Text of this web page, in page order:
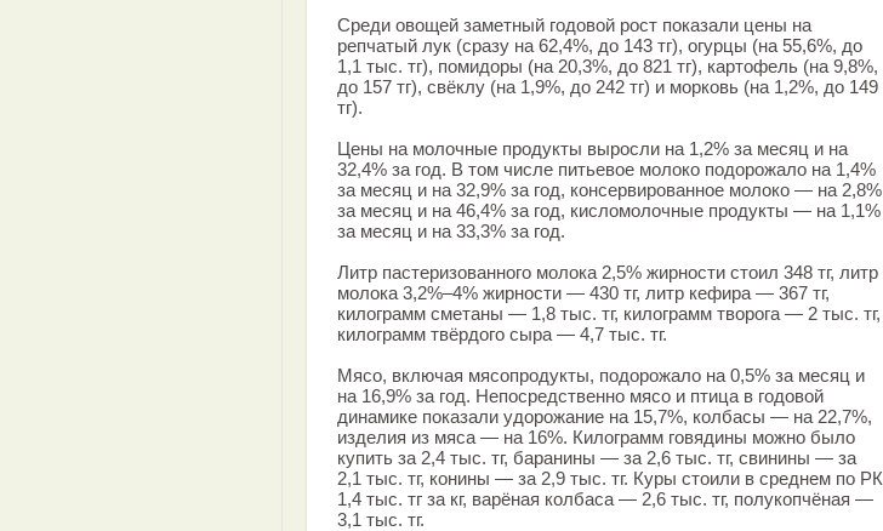
Среди овощей заметный годовой рост показали цены на
репчатый лук (сразу на 62,4%, до 143 тг), огурцы (на 55,6%, до
1,1 тыс. тг), помидоры (на 20,3%, до 821 тг), картофель (на 9,8%,
до 157 тг), свёклу (на 1,9%, до 242 тг) и морковь (на 1,2%, до 149
тг).
Цены на молочные продукты выросли на 1,2% за месяц и на
32,4% за год. В том числе питьевое молоко подорожало на 1,4%
за месяц и на 32,9% за год, консервированное молоко — на 2,8%
за месяц и на 46,4% за год, кисломолочные продукты — на 1,1%
за месяц и на 33,3% за год.
Литр пастеризованного молока 2,5% жирности стоил 348 тг, литр
молока 3,2%–4% жирности — 430 тг, литр кефира — 367 тг,
килограмм сметаны — 1,8 тыс. тг, килограмм творога — 2 тыс. тг,
килограмм твёрдого сыра — 4,7 тыс. тг.
Мясо, включая мясопродукты, подорожало на 0,5% за месяц и
на 16,9% за год. Непосредственно мясо и птица в годовой
динамике показали удорожание на 15,7%, колбасы — на 22,7%,
изделия из мяса — на 16%. Килограмм говядины можно было
купить за 2,4 тыс. тг, баранины — за 2,6 тыс. тг, свинины — за
2,1 тыс. тг, конины — за 2,9 тыс. тг. Куры стоили в среднем по РК
1,4 тыс. тг за кг, варёная колбаса — 2,6 тыс. тг, полукопчёная —
3,1 тыс. тг.